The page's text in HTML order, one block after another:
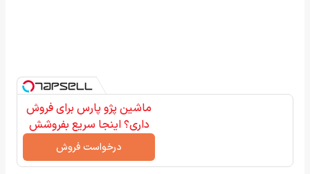
ماشین پژو پارس برای فروش
داری؟ اینجا سریع بفروشش
درخواست فروش